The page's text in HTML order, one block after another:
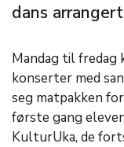
dans
Mandag til fredag
konserter med
seg matpakken
første gang
KulturUka, de